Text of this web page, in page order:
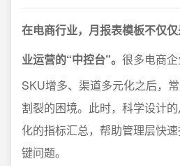
在电商行业，月报表模板不仅
业运营的“中控台”。 很多电商
SKU增多、渠道多元化之后，
割裂的困境。此时，科学设计
化的指标汇总，帮助管理层快
键问题。